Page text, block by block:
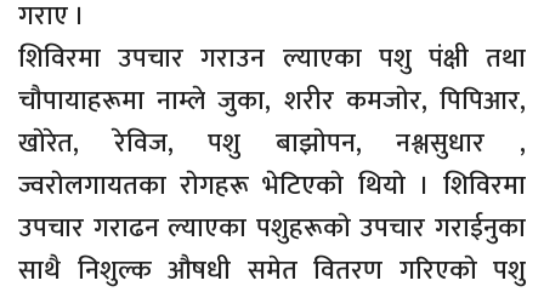
गराए ।
शिविरमा उपचार गराउन ल्याएका पशु पंक्षी तथा
चाैपायाहरूमा नाम्ले जुका, शरीर कमजाेर, पिपिआर,
खाेरेत, रेविज, पशु बाझाेपन, नश्लसुधार ,
ज्वराेलगायतका राेगहरू भेटिएकाे थियाे । शिविरमा
उपचार गराढन ल्याएका पशुहरूकाे उपचार गराईनुका
साथै निशुल्क औषधी समेत वितरण गरिएकाे पशु